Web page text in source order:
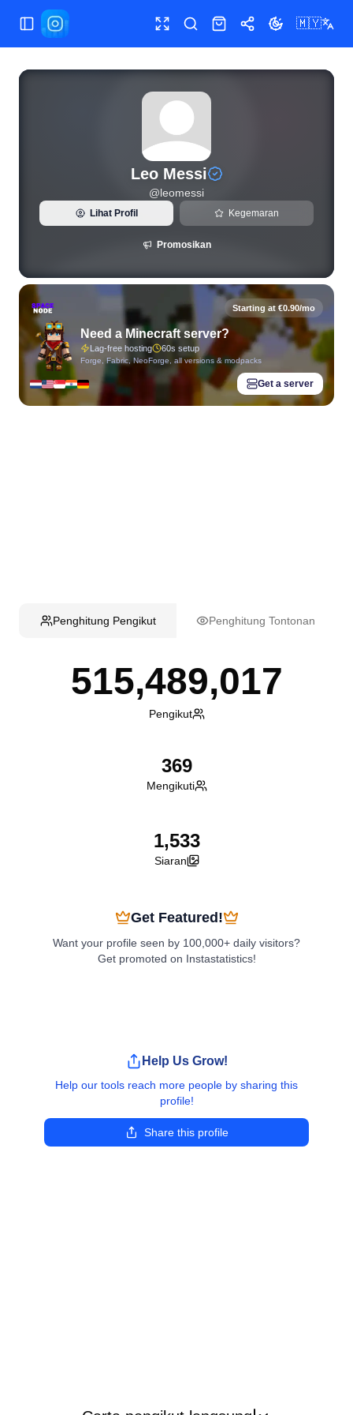
Tukar menu Skrin penuh
Cari KedaiKongsiTukar tema
🇲🇾
Statistik Instagram langsung dan analitik pengikut untuk
Leo Messi
@leomessi
Lihat Profil Kegemaran
Promosikan
Starting at €0.90/mo
Need a Minecraft server?
Lag-free hosting 60s setup
Forge, Fabric, NeoForge, all versions & modpacks
Get a server
Penghitung Pengikut Penghitung Tontonan
515,489,017
Pengikut
369
Mengikuti
1,533
Siaran
Get Featured!
Want your profile seen by 100,000+ daily visitors?
Get promoted on Instastatistics!
Help Us Grow!
Help our tools reach more people by sharing this
profile!
Share this profile